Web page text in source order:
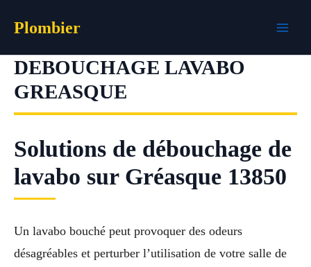
Plombier
DEBOUCHAGE LAVABO
GREASQUE
Solutions de débouchage de
lavabo sur Gréasque 13850
Un lavabo bouché peut provoquer des odeurs
désagréables et perturber l’utilisation de votre salle de